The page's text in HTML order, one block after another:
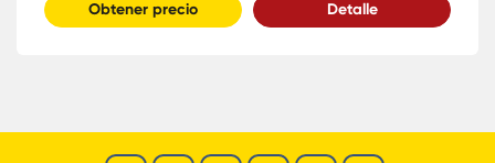
Obtener precio Detalle